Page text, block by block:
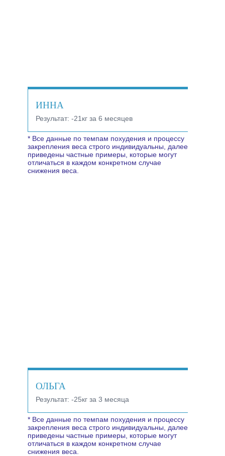
ИННА
Результат: -21кг за 6 месяцев
* Все данные по темпам похудения и процессу
закрепления веса строго индивидуальны, далее
приведены частные примеры, которые могут
отличаться в каждом конкретном случае
снижения веса.
ОЛЬГА
Результат: -25кг за 3 месяца
* Все данные по темпам похудения и процессу
закрепления веса строго индивидуальны, далее
приведены частные примеры, которые могут
отличаться в каждом конкретном случае
снижения веса.